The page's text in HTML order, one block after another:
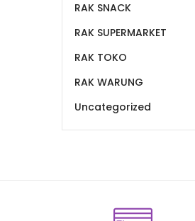
RAK SNACK
RAK SUPERMARKET
RAK TOKO
RAK WARUNG
Uncategorized